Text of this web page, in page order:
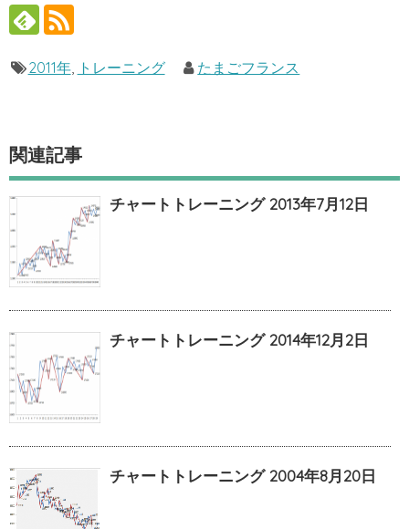
2011年, トレーニング たまごフランス
関連記事
チャートトレーニング 2013年7月12日
チャートトレーニング 2014年12月2日
チャートトレーニング 2004年8月20日